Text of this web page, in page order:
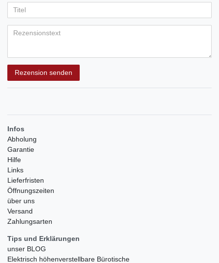
5
Bewertungssternen
5
Bewertungssternen
5
Bewertungssternen
5
Bewertungssternen
5
Bewertungssternen
Anzeigename
(optional)
Rezension senden
Infos
Abholung
Garantie
Hilfe
Links
Lieferfristen
Öffnungszeiten
über uns
Versand
Zahlungsarten
Tips und Erklärungen
unser BLOG
Elektrisch höhenverstellbare Bürotische